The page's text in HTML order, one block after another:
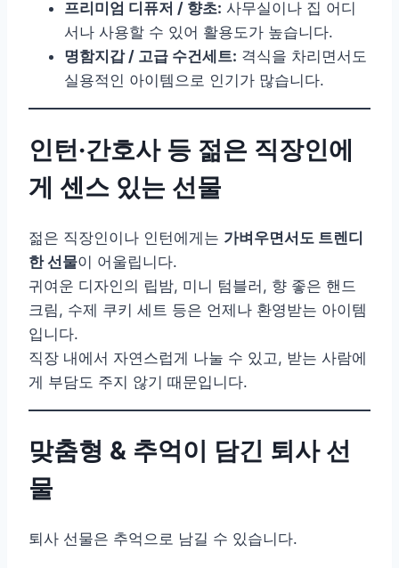
프리미엄 디퓨저 / 향초: 사무실이나 집 어디
서나 사용할 수 있어 활용도가 높습니다.
명함지갑 / 고급 수건세트: 격식을 차리면서도
실용적인 아이템으로 인기가 많습니다.
인턴·간호사 등 젊은 직장인에
게 센스 있는 선물
젊은 직장인이나 인턴에게는 가벼우면서도 트렌디
한 선물이 어울립니다.
귀여운 디자인의 립밤, 미니 텀블러, 향 좋은 핸드
크림, 수제 쿠키 세트 등은 언제나 환영받는 아이템
입니다.
직장 내에서 자연스럽게 나눌 수 있고, 받는 사람에
게 부담도 주지 않기 때문입니다.
맞춤형 & 추억이 담긴 퇴사 선
물
퇴사 선물은 추억으로 남길 수 있습니다.